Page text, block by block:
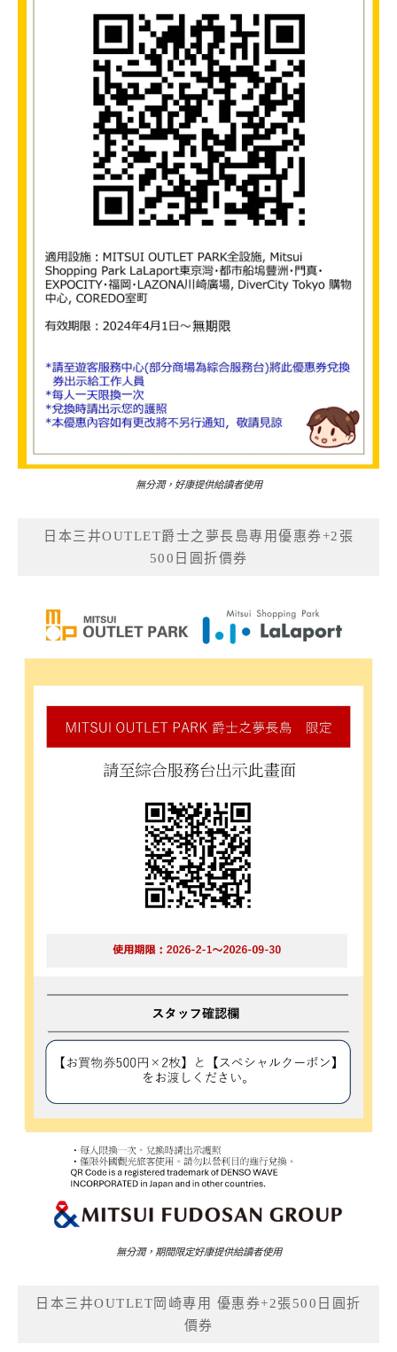
無分潤，好康提供給讀者使用
日本三井OUTLET爵士之夢長島專用優惠券+2張
500日圓折價券
無分潤，期間限定好康提供給讀者使用
日本三井OUTLET岡崎專用 優惠券+2張500日圓折
價券